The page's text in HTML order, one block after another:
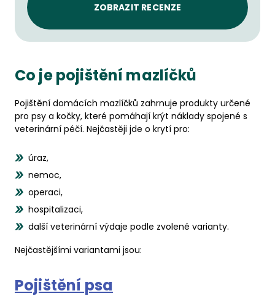
ZOBRAZIT RECENZE
Co je pojištění mazlíčků
Pojištění domácích mazlíčků zahrnuje produkty určené
pro psy a kočky, které pomáhají krýt náklady spojené s
veterinární péčí. Nejčastěji jde o krytí pro:
úraz,
nemoc,
operaci,
hospitalizaci,
další veterinární výdaje podle zvolené varianty.
Nejčastějšími variantami jsou:
Pojištění psa